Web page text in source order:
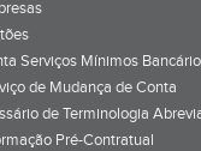
Serviços Mínimos
de Mudança de Conta
de Terminologia
Pré-Contratual